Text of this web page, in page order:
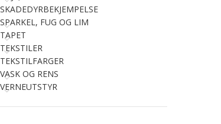
SKADEDYRBEKJEMPELSE
SPARKEL, FUG OG LIM
TAPET
TEKSTILER
TEKSTILFARGER
VASK OG RENS
VERNEUTSTYR